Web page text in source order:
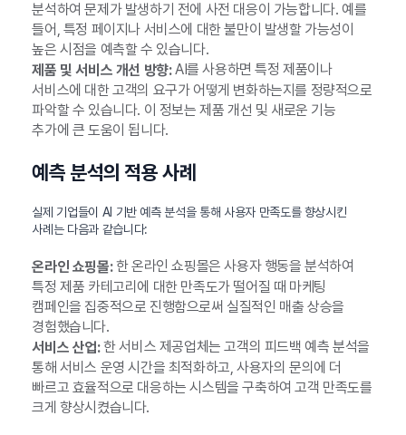
분석하여 문제가 발생하기 전에 사전 대응이 가능합니다. 예를
들어, 특정 페이지나 서비스에 대한 불만이 발생할 가능성이
높은 시점을 예측할 수 있습니다.
제품 및 서비스 개선 방향:AI를 사용하면 특정 제품이나
서비스에 대한 고객의 요구가 어떻게 변화하는지를 정량적으로
파악할 수 있습니다. 이 정보는 제품 개선 및 새로운 기능
추가에 큰 도움이 됩니다.
예측 분석의 적용 사례
실제 기업들이 AI 기반 예측 분석을 통해 사용자 만족도를 향상시킨
사례는 다음과 같습니다:
온라인 쇼핑몰:한 온라인 쇼핑몰은 사용자 행동을 분석하여
특정 제품 카테고리에 대한 만족도가 떨어질 때 마케팅
캠페인을 집중적으로 진행함으로써 실질적인 매출 상승을
경험했습니다.
서비스 산업:한 서비스 제공업체는 고객의 피드백 예측 분석을
통해 서비스 운영 시간을 최적화하고, 사용자의 문의에 더
빠르고 효율적으로 대응하는 시스템을 구축하여 고객 만족도를
크게 향상시켰습니다.